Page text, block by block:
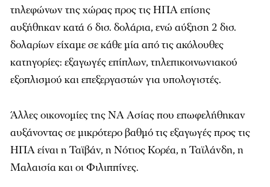
τηλεφώνων της χώρας προς τις ΗΠΑ επίσης
αυξήθηκαν κατά 6 δισ. δολάρια, ενώ αύξηση 2 δισ.
δολαρίων είχαμε σε κάθε μία από τις ακόλουθες
κατηγορίες: εξαγωγές επίπλων, τηλεπικοινωνιακού
εξοπλισμού και επεξεργαστών για υπολογιστές.
Άλλες οικονομίες της ΝΑ Ασίας που επωφελήθηκαν
αυξάνοντας σε μικρότερο βαθμό τις εξαγωγές προς τις
ΗΠΑ είναι η Ταϊβάν, η Νότιος Κορέα, η Ταϊλάνδη, η
Μαλαισία και οι Φιλιππίνες.